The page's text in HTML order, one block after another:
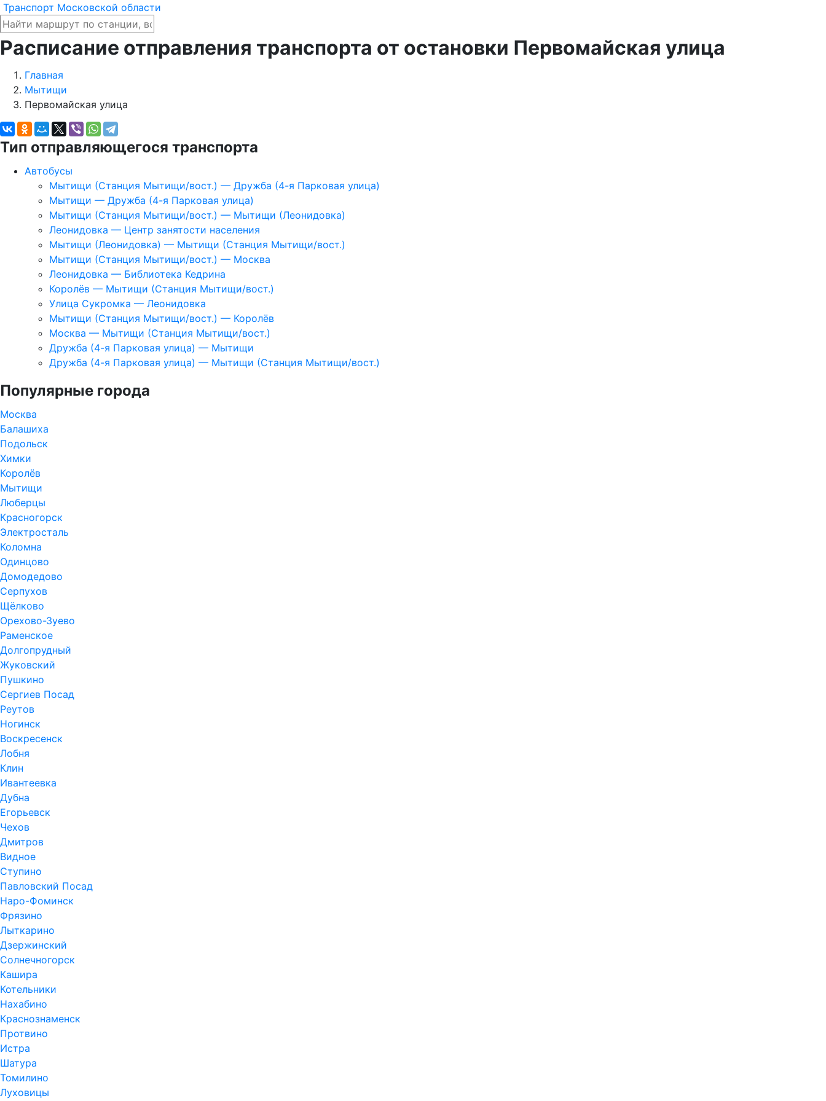
Транспорт Московской области
Расписание отправления транспорта от остановки Первомайская улица
Главная
Мытищи
Первомайская улица
Тип отправляющегося транспорта
Автобусы
Мытищи (Станция Мытищи/вост.) — Дружба (4-я Парковая улица)
Мытищи — Дружба (4-я Парковая улица)
Мытищи (Станция Мытищи/вост.) — Мытищи (Леонидовка)
Леонидовка — Центр занятости населения
Мытищи (Леонидовка) — Мытищи (Станция Мытищи/вост.)
Мытищи (Станция Мытищи/вост.) — Москва
Леонидовка — Библиотека Кедрина
Королёв — Мытищи (Станция Мытищи/вост.)
Улица Сукромка — Леонидовка
Мытищи (Станция Мытищи/вост.) — Королёв
Москва — Мытищи (Станция Мытищи/вост.)
Дружба (4-я Парковая улица) — Мытищи
Дружба (4-я Парковая улица) — Мытищи (Станция Мытищи/вост.)
Популярные города
Москва
Балашиха
Подольск
Химки
Королёв
Мытищи
Люберцы
Красногорск
Электросталь
Коломна
Одинцово
Домодедово
Серпухов
Щёлково
Орехово-Зуево
Раменское
Долгопрудный
Жуковский
Пушкино
Сергиев Посад
Реутов
Ногинск
Воскресенск
Лобня
Клин
Ивантеевка
Дубна
Егорьевск
Чехов
Дмитров
Видное
Ступино
Павловский Посад
Наро-Фоминск
Фрязино
Лыткарино
Дзержинский
Солнечногорск
Кашира
Котельники
Нахабино
Краснознаменск
Протвино
Истра
Шатура
Томилино
Луховицы